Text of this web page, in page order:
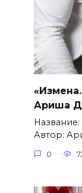
Ариша
Автор:
0